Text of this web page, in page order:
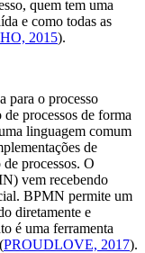
quem tem uma
e como todas as
2015).
para o processo
processos de forma
linguagem comum
de
processos. O
vem recebendo
BPMN permite um
diretamente e
é uma ferramenta
PROUDLOVE, 2017).